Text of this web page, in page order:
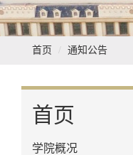
首页 通知公告
首页
学院概况